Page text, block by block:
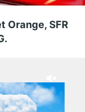
Orange, SFR